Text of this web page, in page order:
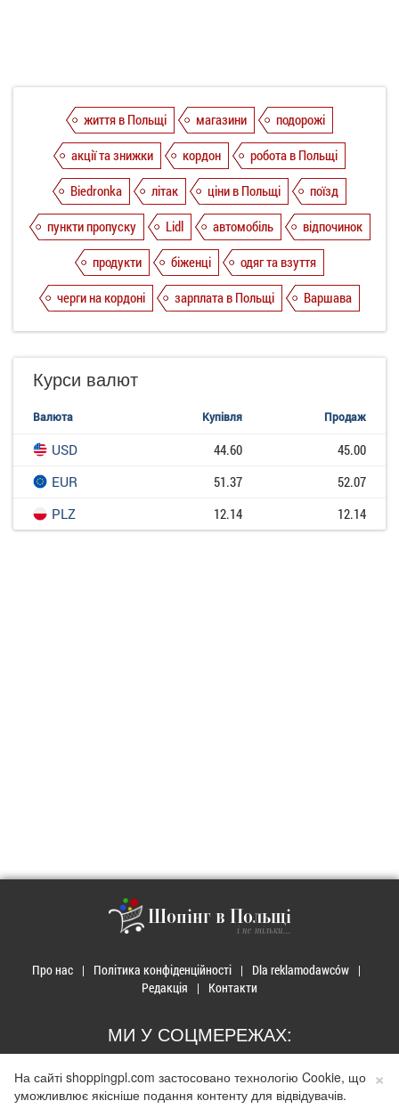
життя в Польщі магазини
подорожі
акції та знижки
кордон
робота в Польщі
Biedronka
літак ціни в Польщі
поїзд
пункти пропуску
Lidl автомобіль
відпочинок
продукти
біженці
одяг та взуття
черги на кордоні
зарплата в Польщі Варшава
Курси валют
Валюта Купівля Продаж
USD 44.60
45.00
EUR
51.37
52.07
PLZ
12.14 12.14
Шопінг в Польщі
і не тільки...
Про нас Політика конфіденційності
Dla reklamodawców
Редакція
Контакти
МИ У СОЦМЕРЕЖАХ:
×
На сайті shoppingpl.com застосовано технологію Cookie, що
уможливлює якісніше подання контенту для відвідувачів.